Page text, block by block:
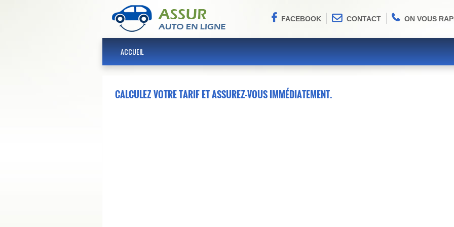
FACEBOOK CONTACT ON VOUS
ACCUEIL
CALCULEZ VOTRE TARIF ET ASSUREZ-VOUS IMMÉDIATEMENT.